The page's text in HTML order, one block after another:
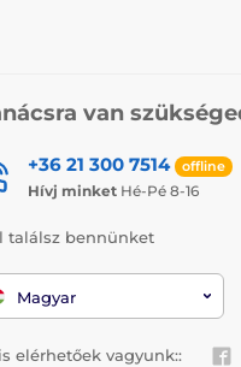
van
+36 21 300 7514 offline
Hívj minket Hé-Pé 8-16
találsz bennünket
Magyar
elérhetőek vagyunk::